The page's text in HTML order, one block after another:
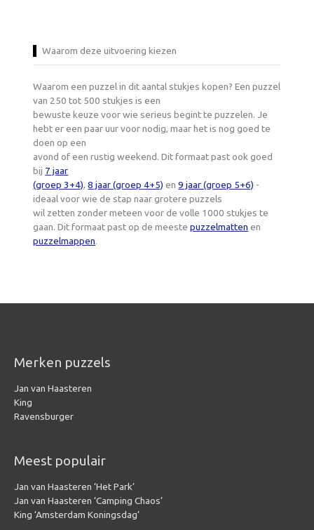
Waarom deze uitvoering kiezen
Waarom een puzzel in dit aantal stukjes kopen? Een puzzel
van 250 tot 500 stukjes is een
bewuste keuze voor wie serieus begint te puzzelen. Je
hebt er een paar uur voor nodig, maar het is nog goed te
doen op een
avond of een rustig weekend. Dit formaat past ook goed
bij 7 jaar
(groep 3+4),8 jaar (groep 4+5) en9 jaar (groep 5+6) -
ideaal voor wie de stap naar grotere puzzels
wil zetten zonder meteen voor de volle 1000 stukjes te
gaan. Dit formaat past op de meestepuzzelmatten en
puzzelmappen.
Merken puzzels
Jan van Haasteren
King
Ravensburger
Meest populair
Jan van Haasteren ‘Het Park’
Jan van Haasteren ‘Camping Chaos’
King ‘Amsterdam Koningsdag’